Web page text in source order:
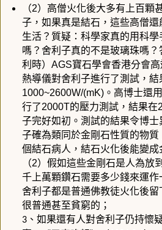
（2）高僧火化後大多有上百顆
子，如果真是結石，這些高僧
生活？質疑：科學家真的用科
嗎？舍利子真的不是玻璃珠嗎
利時）
AGS寶石學會香港分會
熱導儀對舍利子進行了測試，
1000~2600W/(mK)。高博士還
行了2000T的壓力測試，結果在
子完好如初。測試的結果令博
子確為類同於金剛石性質的物質
個結石病人，結石火化後能變成
（2）假如這些金剛石是人為放
千上萬顆鑽石需要多少錢來運
舍利子都是普通佛教徒火化後
很普通甚至貧窮的；
3、如果還有人對舍利子仍持懷